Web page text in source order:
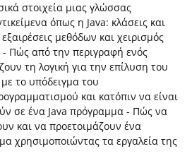
στοιχεία μιας γλώσσας
όπως η Java: κλάσεις και
μεθόδων και χειρισμός
- Πώς από την περιγραφή ενός
τη λογική για την επίλυση του
το υπόδειγμα του
και κατόπιν να είναι
σε ένα Java πρόγραμμα - Πώς να
και να προετοιμάζουν ένα
χρησιμοποιώντας τα εργαλεία της